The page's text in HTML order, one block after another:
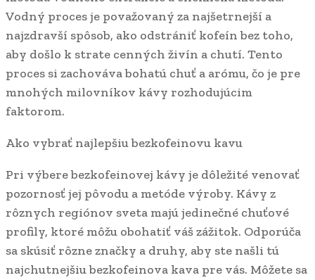
Vodný proces je považovaný za najšetrnejší a
najzdravší spôsob, ako odstrániť kofeín bez toho,
aby došlo k strate cenných živín a chutí. Tento
proces si zachováva bohatú chuť a arómu, čo je pre
mnohých milovníkov kávy rozhodujúcim
faktorom.
Ako vybrať najlepšiu bezkofeinovu kavu
Pri výbere bezkofeinovej kávy je dôležité venovať
pozornosť jej pôvodu a metóde výroby. Kávy z
rôznych regiónov sveta majú jedinečné chuťové
profily, ktoré môžu obohatiť váš zážitok. Odporúča
sa skúsiť rôzne značky a druhy, aby ste našli tú
najchutnejšiu bezkofeinova kava pre vás. Môžete sa